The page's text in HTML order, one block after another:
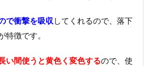
で衝撃を吸収してくれるので、落下
特徴です。
い間使うと黄色く変色するので、使